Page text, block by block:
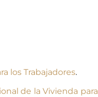
los Trabajadores.
de la Vivienda para